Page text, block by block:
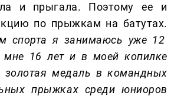
и прыгала. Поэтому ее и
по прыжкам на батутах.
спорта я занимаюсь уже 12
мне 16 лет и в моей копилке
золотая медаль в командных
прыжках среди юниоров